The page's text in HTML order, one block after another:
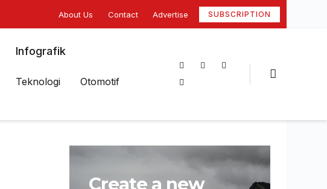
About Us Contact Advertise SUBSCRIPTION
Infografik
Teknologi
Otomotif
Create a new